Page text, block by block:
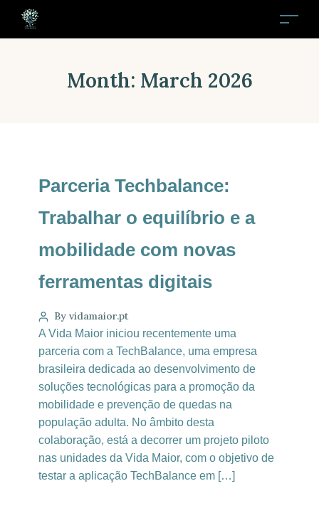
Month: March 2026
Parceria Techbalance:
Trabalhar o equilíbrio e a
mobilidade com novas
ferramentas digitais
By vidamaior.pt
A Vida Maior iniciou recentemente uma
parceria com a TechBalance, uma empresa
brasileira dedicada ao desenvolvimento de
soluções tecnológicas para a promoção da
mobilidade e prevenção de quedas na
população adulta. No âmbito desta
colaboração, está a decorrer um projeto piloto
nas unidades da Vida Maior, com o objetivo de
testar a aplicação TechBalance em […]